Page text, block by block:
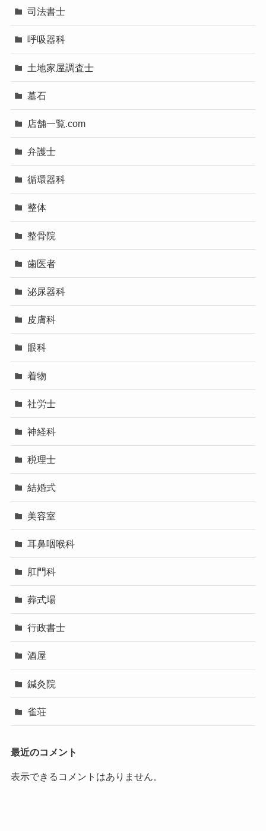
司法書士
呼吸器科
土地家屋調査士
墓石
店舗一覧.com
弁護士
循環器科
整体
整骨院
歯医者
泌尿器科
皮膚科
眼科
着物
社労士
神経科
税理士
結婚式
美容室
耳鼻咽喉科
肛門科
葬式場
行政書士
酒屋
鍼灸院
雀荘
最近のコメント
表示できるコメントはありません。